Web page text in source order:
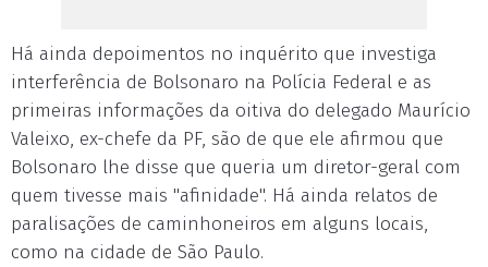
Há ainda depoimentos no inquérito que investiga
interferência de Bolsonaro na Polícia Federal e as
primeiras informações da oitiva do delegado Maurício
Valeixo, ex-chefe da PF, são de que ele afirmou que
Bolsonaro lhe disse que queria um diretor-geral com
quem tivesse mais "afinidade". Há ainda relatos de
paralisações de caminhoneiros em alguns locais,
como na cidade de São Paulo.